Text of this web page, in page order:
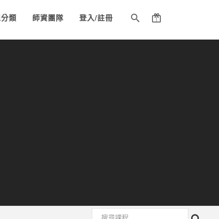
類 師資團隊 登入/註冊